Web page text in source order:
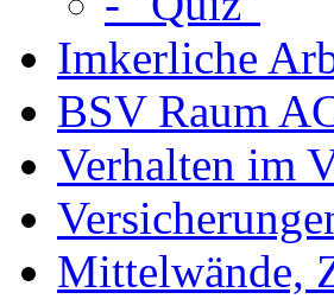
Imkerliche
BSV Raum
Verhalten im
Mittelwände,